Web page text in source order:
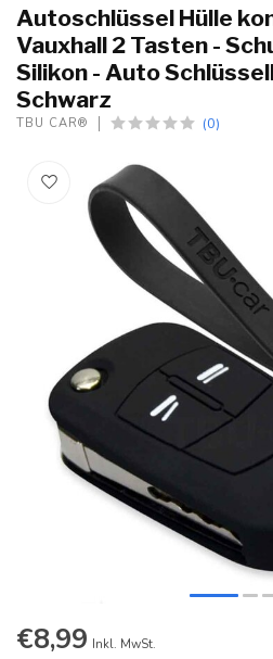
Autoschlüssel Hülle
Vauxhall 2 Tasten -
Silikon - Auto
Schwarz
TBU CAR® (0)
€8,99 Inkl. MwSt.